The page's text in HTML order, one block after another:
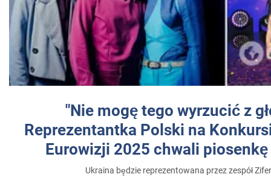
"Nie mogę tego wyrzucić z
Reprezentantka Polski na
Eurowizji 2025 chwali
Ukraina będzie reprezentowana przez zespół